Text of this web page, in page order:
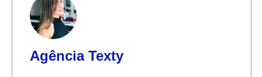
Agência Texty